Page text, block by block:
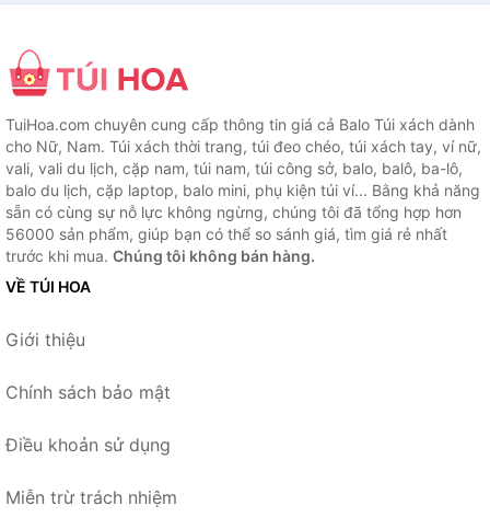
TuiHoa.com chuyên cung cấp thông tin giá cả Balo Túi xách dành
cho Nữ, Nam. Túi xách thời trang, túi đeo chéo, túi xách tay, ví nữ,
vali, vali du lịch, cặp nam, túi nam, túi công sở, balo, balô, ba-lô,
balo du lịch, cặp laptop, balo mini, phụ kiện túi ví... Bằng khả năng
sẵn có cùng sự nỗ lực không ngừng, chúng tôi đã tổng hợp hơn
56000 sản phẩm, giúp bạn có thể so sánh giá, tìm giá rẻ nhất
trước khi mua. Chúng tôi không bán hàng.
VỀ TÚI HOA
Giới thiệu
Chính sách bảo mật
Điều khoản sử dụng
Miễn trừ trách nhiệm